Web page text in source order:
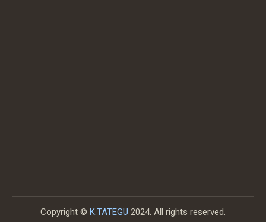
Copyright © K.TATEGU 2024. All rights reserved.